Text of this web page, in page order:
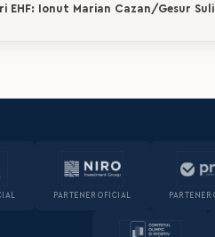
EHF: Ionut Marian Cazan/Gesur
PARTENER OFICIAL PARTENER